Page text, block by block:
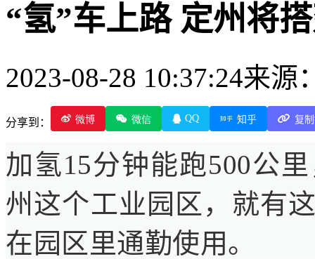
“氢”车上路 定州将
2023-08-28 10:37:24来源
分享到： 微博 微信 QQ 知乎 复
加氢15分钟能跑500公
州这个工业园区，就有
在园区里通勤使用。